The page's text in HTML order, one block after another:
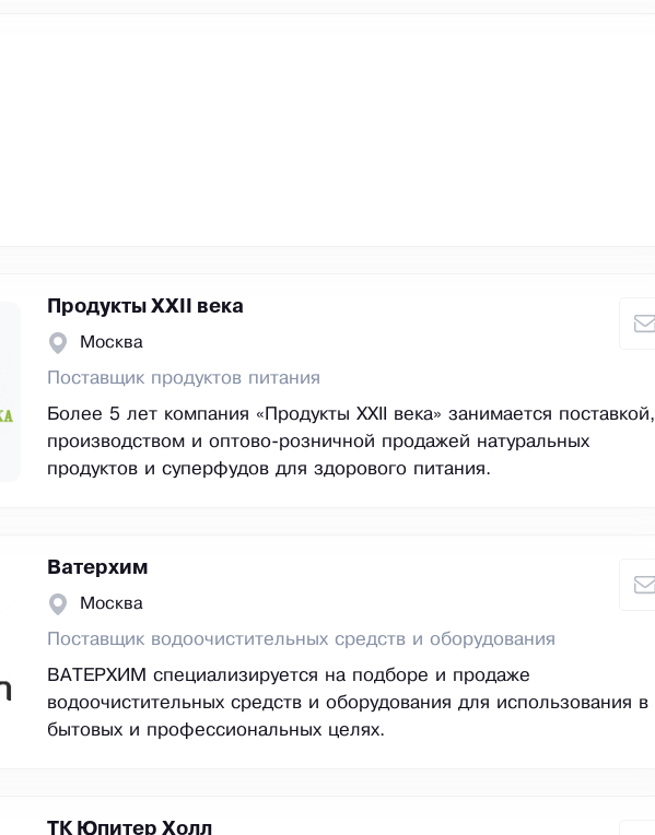
Продукты XXII века
Москва
Поставщик продуктов питания
Более 5 лет компания «Продукты XXII века» занимается поставкой,
производством и оптово-розничной продажей натуральных
продуктов и суперфудов для здорового питания.
Ватерхим
Москва
Поставщик водоочистительных средств и оборудования
ВАТЕРХИМ специализируется на подборе и продаже
водоочистительных средств и оборудования для использования в
бытовых и профессиональных целях.
ТК Юпитер Холл